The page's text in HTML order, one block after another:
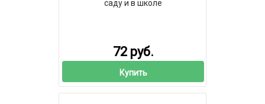
саду и в школе
72 руб.
Купить